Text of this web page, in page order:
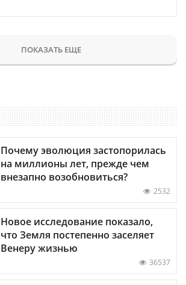
ПОКАЗАТЬ ЕЩЕ
Почему эволюция застопорилась
на миллионы лет, прежде чем
внезапно возобновиться?
2532
Новое исследование показало,
что Земля постепенно заселяет
Венеру жизнью
36537